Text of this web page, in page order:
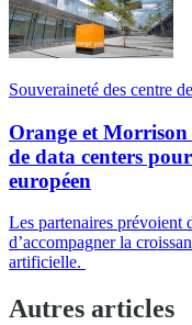
Souveraineté des centre
Orange et Morrison
de data centers
européen
Les partenaires prévoient
d’accompagner la
artificielle.
Autres articles